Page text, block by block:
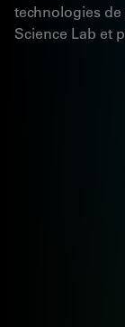
technologies
Science Lab et